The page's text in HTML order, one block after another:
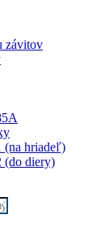
závitov
(na hriadeľ)
(do diery)